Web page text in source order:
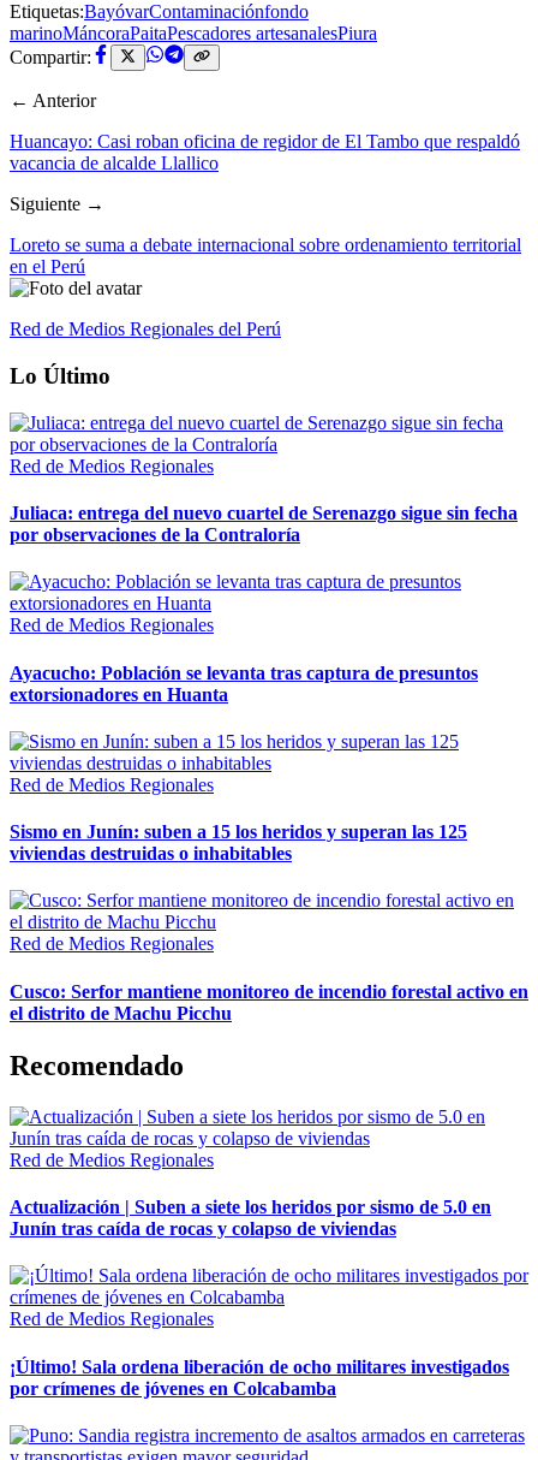
Etiquetas:BayóvarContaminaciónfondo
marinoMáncoraPaitaPescadores artesanalesPiura
Compartir:
← Anterior
Huancayo: Casi roban oficina de regidor de El Tambo que respaldó
vacancia de alcalde Llallico
Siguiente →
Loreto se suma a debate internacional sobre ordenamiento territorial
en el Perú
Red de Medios Regionales del Perú
Lo Último
Red de Medios Regionales
Juliaca: entrega del nuevo cuartel de Serenazgo sigue sin fecha
por observaciones de la Contraloría
Red de Medios Regionales
Ayacucho: Población se levanta tras captura de presuntos
extorsionadores en Huanta
Red de Medios Regionales
Sismo en Junín: suben a 15 los heridos y superan las 125
viviendas destruidas o inhabitables
Red de Medios Regionales
Cusco: Serfor mantiene monitoreo de incendio forestal activo en
el distrito de Machu Picchu
Recomendado
Red de Medios Regionales
Actualización | Suben a siete los heridos por sismo de 5.0 en
Junín tras caída de rocas y colapso de viviendas
Red de Medios Regionales
¡Último! Sala ordena liberación de ocho militares investigados
por crímenes de jóvenes en Colcabamba